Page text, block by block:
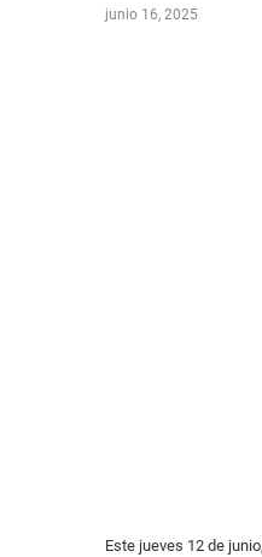
junio 16, 2025
Este jueves 12 de